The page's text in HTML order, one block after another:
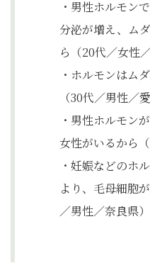
・男性ホルモン
分泌が増え、ム
ら（20代／女性
・ホルモンはム
（30代／男性／
・男性ホルモン
女性がいるから
・妊娠などのホ
より、毛母細胞
／男性／奈良県）